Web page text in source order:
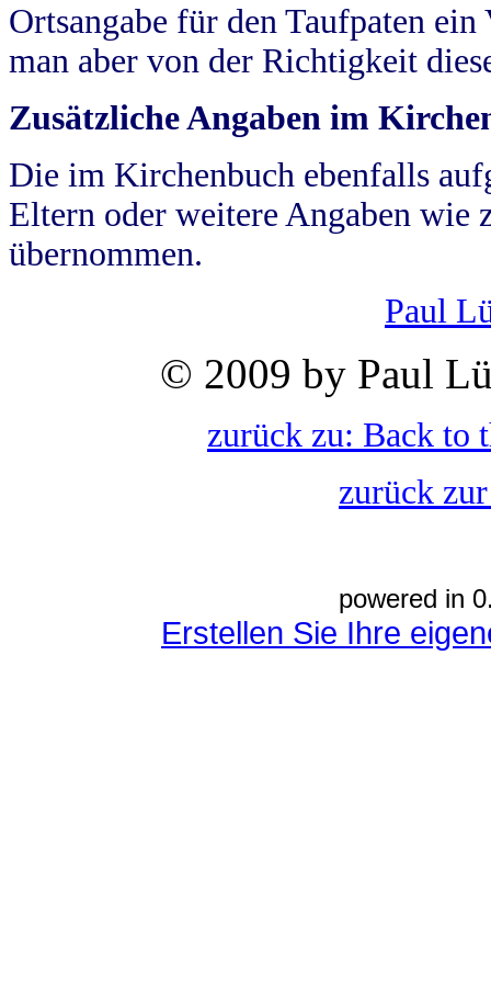
Ortsangabe für den Taufpaten
man aber von der Richtigkeit
Zusätzliche Angaben im
Die im Kirchenbuch ebenfalls
Eltern oder weitere Angaben wie
übernommen.
Paul
© 2009 by Paul
zurück zu: Back to
zurück
powered in
Erstellen Sie Ihre